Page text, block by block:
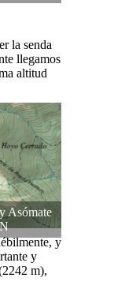
la senda
llegamos
altitud
Asómate
y
y
m),